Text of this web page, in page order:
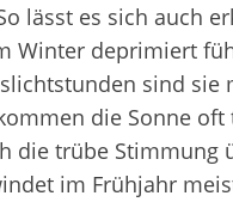
lässt es sich auch
Winter deprimiert
sind sie
die Sonne oft
die trübe Stimmung
im Frühjahr